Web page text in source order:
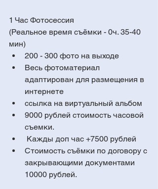
1 Час Фотосессия
(Реальное время съёмки - 0ч. 35-40
мин)
200 - 300 фото на выходе
Весь фотоматериал
адаптирован для размещения в
интернете
ссылка на виртуальный альбом
9000 рублей стоимость часовой
съемки.
Кажды доп час +7500 рублей
Стоимость съёмки по договору с
закрывающими документами
10000 рублей.